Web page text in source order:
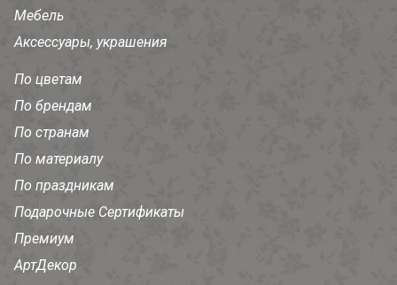
Мебель
Аксессуары, украшения
По цветам
По брендам
По странам
По материалу
По праздникам
Подарочные Сертификаты
Премиум
АртДекор